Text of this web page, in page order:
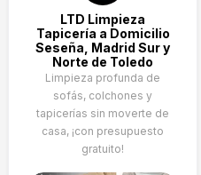
LTD Limpieza
Tapicería a Domicilio
Seseña, Madrid Sur y
Norte de Toledo
Limpieza profunda de
sofás, colchones y
tapicerías sin moverte de
casa, ¡con presupuesto
gratuito!